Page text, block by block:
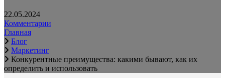
22.05.2024
Комментарии
Главная
Блог
Маркетинг
Конкурентные преимущества: какими бывают, как их
определить и использовать